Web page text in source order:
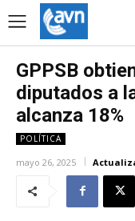
GPPSB
diputados a
alcanza 18%
POLÍTICA
mayo 26, 2025